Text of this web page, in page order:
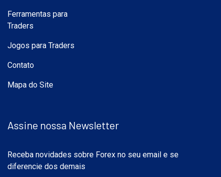
Ferramentas para
Traders
Jogos para Traders
Contato
Mapa do Site
Assine nossa Newsletter
Receba novidades sobre Forex no seu email e se
diferencie dos demais